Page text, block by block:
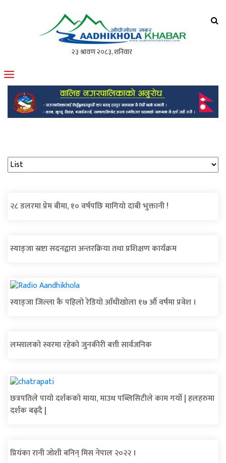
मोफसलकै लोकप्रिय अनलाइन पत्रिका
२८ डलरमा प्रेम बीमा, १० वर्षपछि मागियो दाबी भुक्तानी !
स्याङ्जा स्रष्टा सदनद्वारा अन्तरक्रिया तथा प्रशिक्षण कार्यक्रम
स्याङ्जा जिल्ला कै पहिलो रेडियो आँधीखोला १७ औँ वर्षमा प्रवेश ।
लम्सालको स्वरमा रहेको जुनकीरी बत्ती सार्वजनिक
छत्रपतिले पायो दर्शकको माया, माउथ पब्लिसिटीले काम गर्यो | हलहरुमा
दर्शक बढ्दै |
प्रियंका रानी जोशी बनिन् मिस नेपाल २०२२ ।